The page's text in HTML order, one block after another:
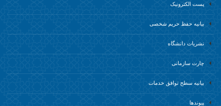
پست الکترونیک
بیانیه حفظ حریم شخصی
نشریات دانشگاه
چارت سازمانی
بیانیه سطح توافق خدمات
پیوندها